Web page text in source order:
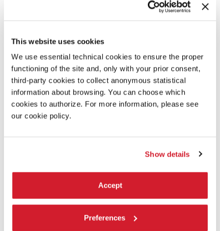
This website uses cookies
We use essential technical cookies to ensure the proper
functioning of the site and, only with your prior consent,
third-party cookies to collect anonymous statistical
information about browsing. You can choose which
cookies to authorize. For more information, please see
our cookie policy.
Show details
Accept
Preferences
18:00
GN|MC GUY NADER | MARIA CAMPOS -